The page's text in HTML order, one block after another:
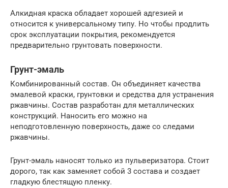
Алкидная краска обладает хорошей адгезией и
относится к универсальному типу. Но чтобы продлить
срок эксплуатации покрытия, рекомендуется
предварительно грунтовать поверхности.
Грунт-эмаль
Комбинированный состав. Он объединяет качества
эмалевой краски, грунтовки и средства для устранения
ржавчины. Состав разработан для металлических
конструкций. Наносить его можно на
неподготовленную поверхность, даже со следами
ржавчины.
Грунт-эмаль наносят только из пульверизатора. Стоит
дорого, так как заменяет собой 3 состава и создает
гладкую блестящую пленку.